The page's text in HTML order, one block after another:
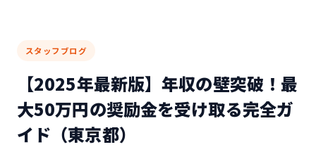
スタッフブログ
【2025年最新版】年収の壁突破！最
大50万円の奨励金を受け取る完全ガ
イド（東京都）